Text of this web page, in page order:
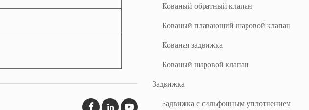
Кованый обратный клапан
Кованый плавающий шаровой клапан
Кованая задвижка
Кованый шаровой клапан
Задвижка
Задвижка с сильфонным уплотнением